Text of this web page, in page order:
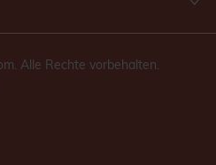
Alle Rechte vorbehalten.